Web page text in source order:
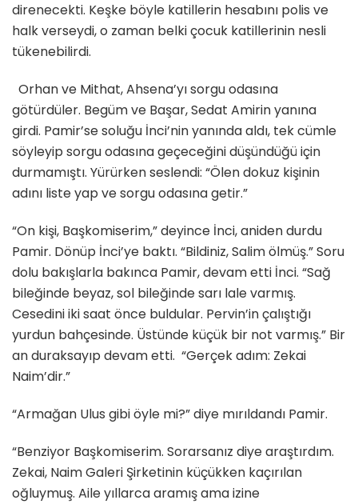
direnecekti. Keşke böyle katillerin hesabını polis ve
halk verseydi, o zaman belki çocuk katillerinin nesli
tükenebilirdi.
Orhan ve Mithat, Ahsena’yı sorgu odasına
götürdüler. Begüm ve Başar, Sedat Amirin yanına
girdi. Pamir’se soluğu İnci’nin yanında aldı, tek cümle
söyleyip sorgu odasına geçeceğini düşündüğü için
durmamıştı. Yürürken seslendi: “Ölen dokuz kişinin
adını liste yap ve sorgu odasına getir.”
“On kişi, Başkomiserim,” deyince İnci, aniden durdu
Pamir. Dönüp İnci’ye baktı. “Bildiniz, Salim ölmüş.” Soru
dolu bakışlarla bakınca Pamir, devam etti İnci. “Sağ
bileğinde beyaz, sol bileğinde sarı lale varmış.
Cesedini iki saat önce buldular. Pervin’in çalıştığı
yurdun bahçesinde. Üstünde küçük bir not varmış.” Bir
an duraksayıp devam etti. “Gerçek adım: Zekai
Naim’dir.”
“Armağan Ulus gibi öyle mi?” diye mırıldandı Pamir.
“Benziyor Başkomiserim. Sorarsanız diye araştırdım.
Zekai, Naim Galeri Şirketinin küçükken kaçırılan
oğluymuş. Aile yıllarca aramış ama izine